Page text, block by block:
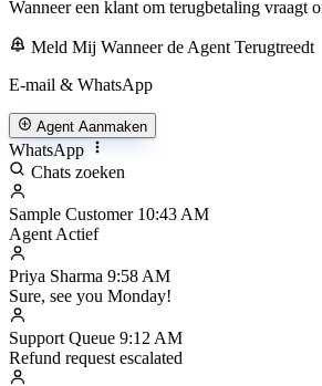
Wanneer een klant om terugbetaling vraagt
Meld Mij Wanneer de Agent Terugtreedt
E-mail & WhatsApp
Agent Aanmaken
WhatsApp
Chats zoeken
Sample Customer 10:43 AM
Agent Actief
Priya Sharma 9:58 AM
Sure, see you Monday!
Support Queue 9:12 AM
Refund request escalated